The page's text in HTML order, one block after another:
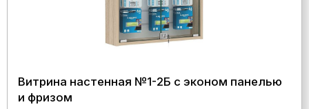
Витрина настенная №1-2Б с эконом панелью
и фризом